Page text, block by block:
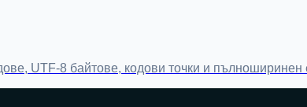
UTF-8 байтове, кодови точки и пълноширинен